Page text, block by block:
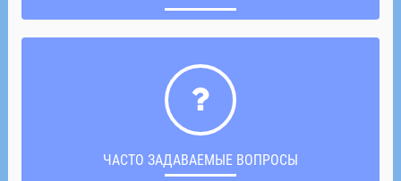
ЧАСТО ЗАДАВАЕМЫЕ ВОПРОСЫ